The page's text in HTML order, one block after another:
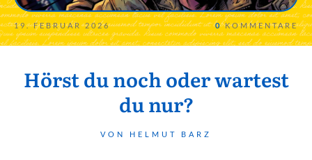
19. FEBRUAR 2026 0KOMMENTARE
Hörst du noch oder wartest
du nur?
VON HELMUT BARZ